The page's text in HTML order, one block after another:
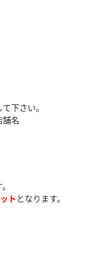
下さい。
名
ト となります。